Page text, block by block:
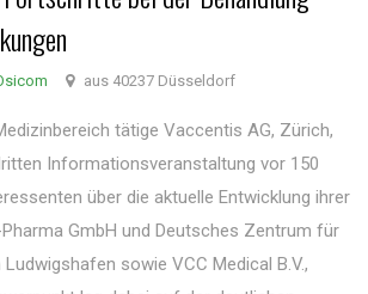
aus 40237 Düsseldorf
tätige Vaccentis AG, Zürich,
Informationsveranstaltung vor 150
über die aktuelle Entwicklung ihrer
GmbH und Deutsches Zentrum für
sowie VCC Medical B.V.,